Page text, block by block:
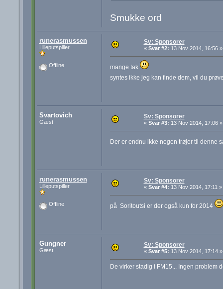
Smukke ord
runerasmussen
Lilleputspiller
Offline
Sv: Sponsorer
« Svar #2: 13 Nov 2014, 16:56 »
mange tak
syntes ikke jeg kan finde dem, vil du
Svartovich
Gæst
Sv: Sponsorer
« Svar #3: 13 Nov 2014, 17:06 »
Der er endnu ikke nogen trøjer til
runerasmussen
Lilleputspiller
Offline
Sv: Sponsorer
« Svar #4: 13 Nov 2014, 17:11 »
på Soritoutsi er der også kun for 2014
Gungner
Gæst
Sv: Sponsorer
« Svar #5: 13 Nov 2014, 17:14 »
De virker stadig i FM15... Ingen problem